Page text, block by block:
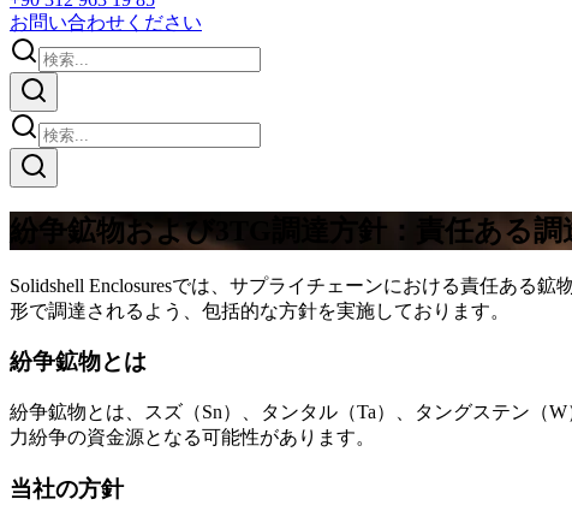
お問い合わせください
紛争鉱物および3TG調達方針：責任ある調
Solidshell Enclosuresでは、サプライチェーンにおける責任ある
形で調達されるよう、包括的な方針を実施しております。
紛争鉱物とは
紛争鉱物とは、スズ（Sn）、タンタル（Ta）、タングステン（
力紛争の資金源となる可能性があります。
当社の方針